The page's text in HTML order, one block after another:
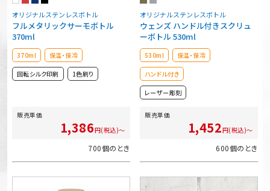
オリジナルステンレスボトル
フルメタリックサーモボトル
370ml
370ml 保温・保冷
回転シルク印刷 1色刷り
販売単価
1,386円(税込)～
700個のとき
オリジナルステンレスボトル
ウェンズ ハンドル付きスクリュ
ーボトル 530ml
530ml 保温・保冷
ハンドル付き
レーザー彫刻
販売単価
1,452円(税込)～
600個のとき